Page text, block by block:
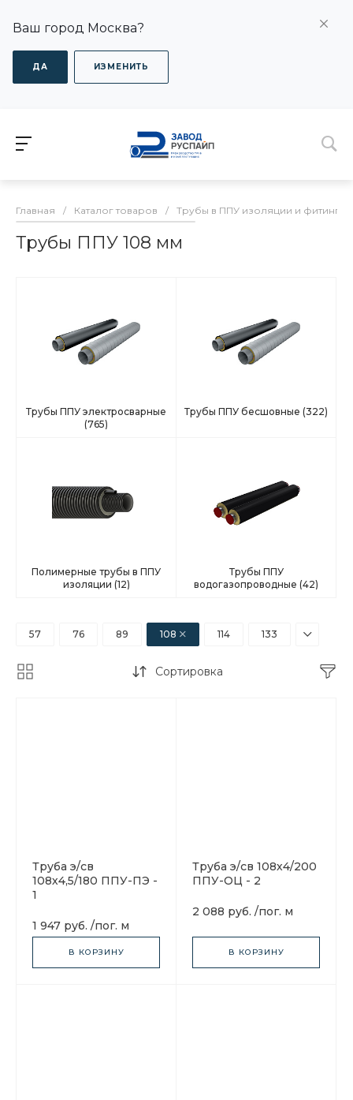
Ваш город Москва?
ДА ИЗМЕНИТЬ
Главная / Каталог товаров / Трубы в ППУ изоляции и фитинги
Трубы ППУ 108 мм
Трубы ППУ электросварные
(765)
Трубы ППУ бесшовные (322)
Полимерные трубы в ППУ
изоляции (12)
Трубы ППУ
водогазопроводные (42)
57 76 89 108 114 133
Сортировка
Труба э/св
108х4,5/180 ППУ-ПЭ -
1
1 947 руб. /пог. м
В КОРЗИНУ
Труба э/св 108х4/200
ППУ-ОЦ - 2
2 088 руб. /пог. м
В КОРЗИНУ